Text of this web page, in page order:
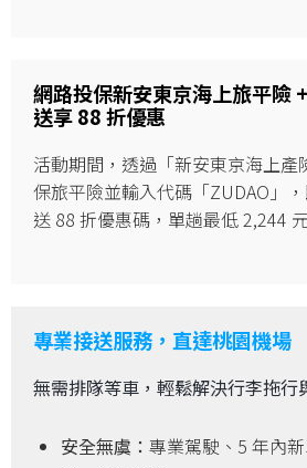
網路投保新安東京海上旅平險
送享 88 折優惠
活動期間，透過「新安東京海上產
保旅平險並輸入代碼「ZUDAO」
送 88 折優惠碼，單趟最低 2,244
專業接送服務，直達桃園機場
無需排隊等車，輕鬆解決行李拖行
安全無虞： 專業駕駛、5 年內